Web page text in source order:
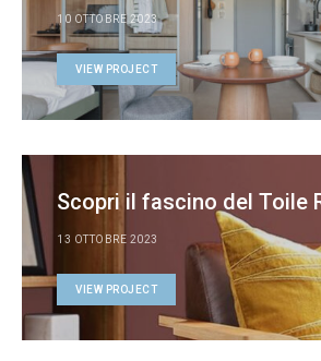
10 OTTOBRE 2023
VIEW PROJECT
Scopri il fascino del Toile
13 OTTOBRE 2023
VIEW PROJECT